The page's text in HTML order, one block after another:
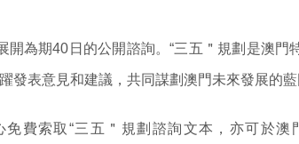
為期40日的公開諮詢。“三五＂規劃是澳門
表意見和建議，共同謀劃澳門未來發展的藍
費索取“三五＂規劃諮詢文本，亦可於澳